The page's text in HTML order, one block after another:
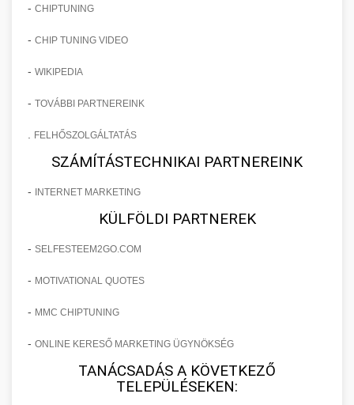
- CHIPTUNING
- CHIP TUNING VIDEO
- WIKIPEDIA
- TOVÁBBI PARTNEREINK
FELHŐSZOLGÁLTATÁS
SZÁMÍTÁSTECHNIKAI PARTNEREINK
- INTERNET MARKETING
KÜLFÖLDI PARTNEREK
- SELFESTEEM2GO.COM
- MOTIVATIONAL QUOTES
- MMC CHIPTUNING
- ONLINE KERESŐ MARKETING ÜGYNÖKSÉG
TANÁCSADÁS A KÖVETKEZŐ
TELEPÜLÉSEKEN: